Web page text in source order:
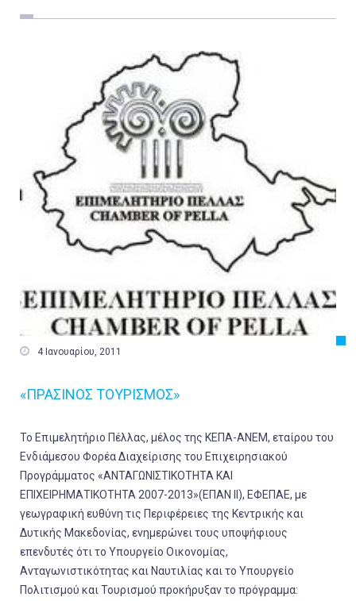
 4 Ιανουαρίου, 2011
«ΠΡΑΣΙΝΟΣ ΤΟΥΡΙΣΜΟΣ»
Το Επιμελητήριο Πέλλας, μέλος της ΚΕΠΑ-ΑΝΕΜ, εταίρου του
Ενδιάμεσου Φορέα Διαχείρισης του Επιχειρησιακού
Προγράμματος «ΑΝΤΑΓΩΝΙΣΤΙΚΟΤΗΤΑ ΚΑΙ
ΕΠΙΧΕΙΡΗΜΑΤΙΚΟΤΗΤΑ 2007-2013»(ΕΠΑΝ ΙΙ), ΕΦΕΠΑΕ, με
γεωγραφική ευθύνη τις Περιφέρειες της Κεντρικής και
Δυτικής Μακεδονίας, ενημερώνει τους υποψήφιους
επενδυτές ότι το Υπουργείο Οικονομίας,
Ανταγωνιστικότητας και Ναυτιλίας και το Υπουργείο
Πολιτισμού και Τουρισμού προκήρυξαν το πρόγραμμα:
Εργασία
Κόσμος
Τοπικά
Αγροτικά
Πολιτική
Αθλητικά
Αστυνομικό Δελτίο